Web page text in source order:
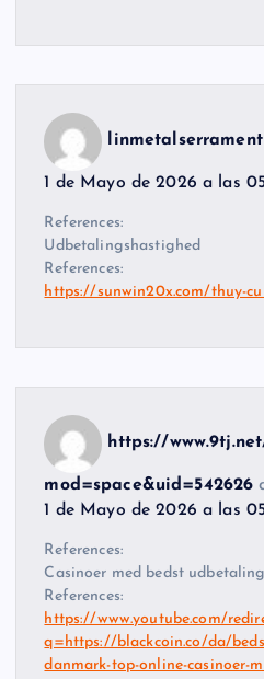
1 de Mayo de 2026 a las
References:
Udbetalingshastighed
References:
https://sunwin20x.com/thuy-
https://
mod=space&uid=542626
1 de Mayo de 2026 a las
References:
Casinoer med bedst
References:
https://www.youtube.com/
q=https://blackcoin.co/da/
danmark-top-online-casinoer-